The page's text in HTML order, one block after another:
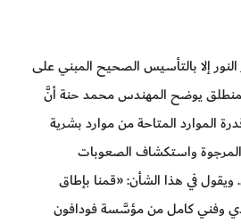
إلا بالتأسيس الصحيح المبني على
يوضح المهندس محمد حنة أنَّ
الموارد المتاحة من موارد بشرية
واستكشاف الصعوبات
ويقول في هذا الشأن: «قمنا بإطاق
وفني كامل من مؤسَّسة فودافون